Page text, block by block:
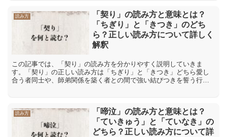
読み方
「契り」の読み方と意味とは？
「ちぎり」と「きつき」のどち
ら？正しい読み方について詳しく
解釈
この記事では、「契り」の読み方を分かりやすく説明していきま
す。「契り」の正しい読み方は「ちぎり」と「きつき」どちら愛し
合う者同士や、師弟関係を築く者との間で強い結びつきを誓う行為
読み方
「啼泣」の読み方と意味とは？
「ていきゅう」と「ていなき」の
どちら？正しい読み方について詳